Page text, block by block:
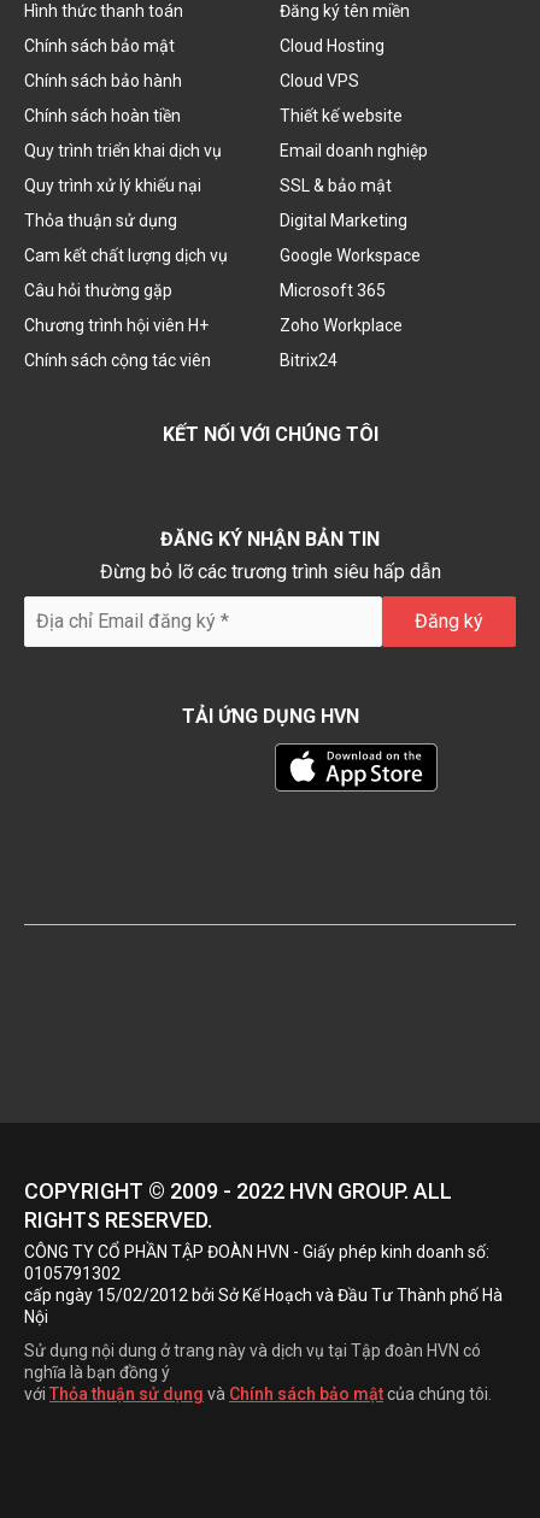
Hình thức thanh toán
Chính sách bảo mật
Chính sách bảo hành
Chính sách hoàn tiền
Quy trình triển khai dịch vụ
Quy trình xử lý khiếu nại
Thỏa thuận sử dụng
Cam kết chất lượng dịch vụ
Câu hỏi thường gặp
Chương trình hội viên H+
Chính sách cộng tác viên
Đăng ký tên miền
Cloud Hosting
Cloud VPS
Thiết kế website
Email doanh nghiệp
SSL & bảo mật
Digital Marketing
Google Workspace
Microsoft 365
Zoho Workplace
Bitrix24
KẾT NỐI VỚI CHÚNG TÔI
ĐĂNG KÝ NHẬN BẢN TIN
Đừng bỏ lỡ các trương trình siêu hấp dẫn
TẢI ỨNG DỤNG HVN
COPYRIGHT © 2009 - 2022 HVN GROUP. ALL
RIGHTS RESERVED.
CÔNG TY CỔ PHẦN TẬP ĐOÀN HVN - Giấy phép kinh doanh số:
0105791302
cấp ngày 15/02/2012 bởi Sở Kế Hoạch và Đầu Tư Thành phố Hà
Nội
Sử dụng nội dung ở trang này và dịch vụ tại Tập đoàn HVN có
nghĩa là bạn đồng ý
với Thỏa thuận sử dụng và Chính sách bảo mậtcủa chúng tôi.